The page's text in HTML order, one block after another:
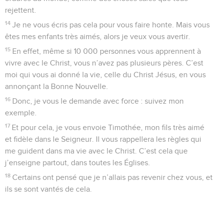
rejettent.
14 Je ne vous écris pas cela pour vous faire honte. Mais vous
êtes mes enfants très aimés, alors je veux vous avertir.
15 En effet, même si 10 000 personnes vous apprennent à
vivre avec le Christ, vous n’avez pas plusieurs pères. C’est
moi qui vous ai donné la vie, celle du Christ Jésus, en vous
annonçant la Bonne Nouvelle.
16 Donc, je vous le demande avec force : suivez mon
exemple.
17 Et pour cela, je vous envoie Timothée, mon fils très aimé
et fidèle dans le Seigneur. Il vous rappellera les règles qui
me guident dans ma vie avec le Christ. C’est cela que
j’enseigne partout, dans toutes les Églises.
18 Certains ont pensé que je n’allais pas revenir chez vous, et
ils se sont vantés de cela.